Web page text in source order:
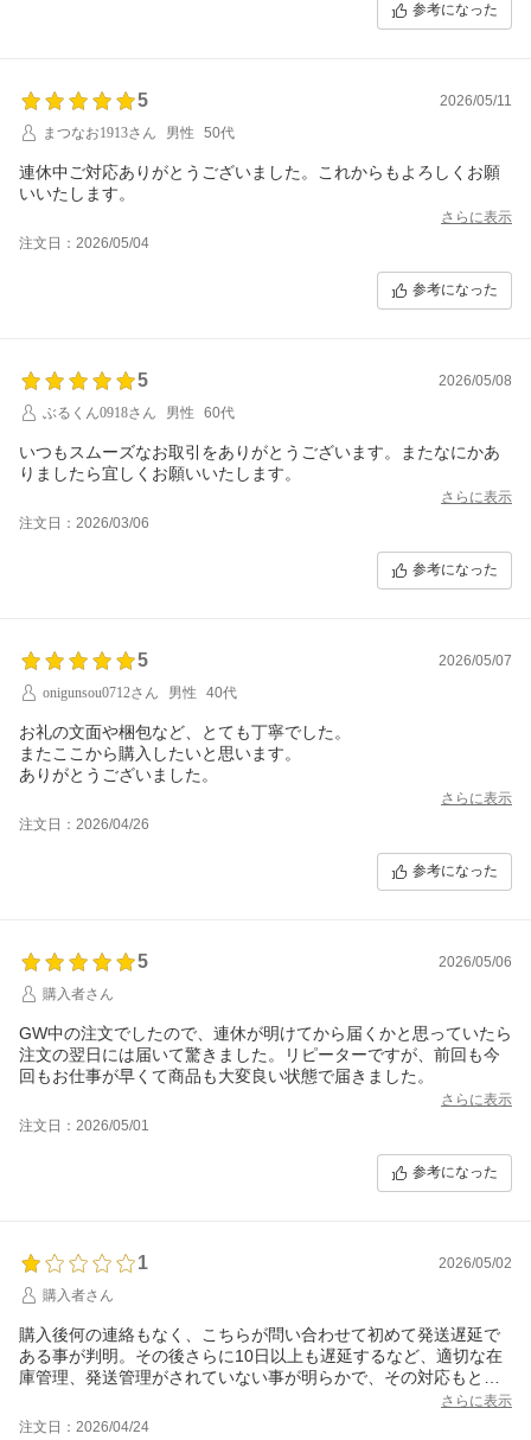
参考になった
5
2026/05/11
まつなお1913さん
男性 50代
連休中ご対応ありがとうございました。これからもよろしくお願
いいたします。
さらに表示
注文日：2026/05/04
参考になった
5
2026/05/08
ぶるくん0918さん
男性 60代
いつもスムーズなお取引をありがとうございます。またなにかあ
りましたら宜しくお願いいたします。
さらに表示
注文日：2026/03/06
参考になった
5
2026/05/07
onigunsou0712さん
男性 40代
お礼の文面や梱包など、とても丁寧でした。
またここから購入したいと思います。
ありがとうございました。
さらに表示
注文日：2026/04/26
参考になった
5
2026/05/06
購入者さん
GW中の注文でしたので、連休が明けてから届くかと思っていたら
注文の翌日には届いて驚きました。リピーターですが、前回も今
回もお仕事が早くて商品も大変良い状態で届きました。
さらに表示
注文日：2026/05/01
参考になった
1
2026/05/02
購入者さん
購入後何の連絡もなく、こちらが問い合わせて初めて発送遅延で
ある事が判明。その後さらに10日以上も遅延するなど、適切な在
庫管理、発送管理がされていない事が明らかで、その対応もとて
も誠意があるとは言い難い。愛などどこにも無い。お勧めしませ
ん。
さらに表示
注文日：2026/04/24